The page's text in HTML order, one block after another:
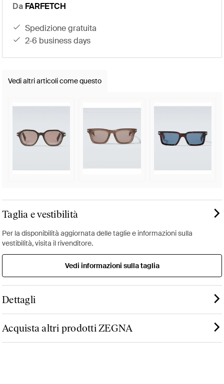
Da FARFETCH
spedizione gratuita
2-6 business days
Vedi altri articoli come questo
Taglia e vestibilità
Per la disponibilità aggiornata delle taglie e informazioni sulla
vestibilità, visita il rivenditore.
Vedi informazioni sulla taglia
Dettagli
Acquista altri prodotti ZEGNA